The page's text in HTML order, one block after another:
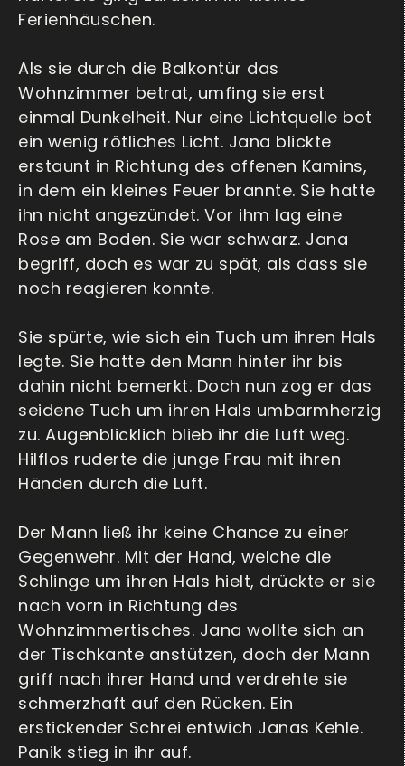
Ferienhäuschen.
Als sie durch die Balkontür das
Wohnzimmer betrat, umfing sie erst
einmal Dunkelheit. Nur eine Lichtquelle bot
ein wenig rötliches Licht. Jana blickte
erstaunt in Richtung des offenen Kamins,
in dem ein kleines Feuer brannte. Sie hatte
ihn nicht angezündet. Vor ihm lag eine
Rose am Boden. Sie war schwarz. Jana
begriff, doch es war zu spät, als dass sie
noch reagieren konnte.
Sie spürte, wie sich ein Tuch um ihren Hals
legte. Sie hatte den Mann hinter ihr bis
dahin nicht bemerkt. Doch nun zog er das
seidene Tuch um ihren Hals umbarmherzig
zu. Augenblicklich blieb ihr die Luft weg.
Hilflos ruderte die junge Frau mit ihren
Händen durch die Luft.
Der Mann ließ ihr keine Chance zu einer
Gegenwehr. Mit der Hand, welche die
Schlinge um ihren Hals hielt, drückte er sie
nach vorn in Richtung des
Wohnzimmertisches. Jana wollte sich an
der Tischkante anstützen, doch der Mann
griff nach ihrer Hand und verdrehte sie
schmerzhaft auf den Rücken. Ein
erstickender Schrei entwich Janas Kehle.
Panik stieg in ihr auf.